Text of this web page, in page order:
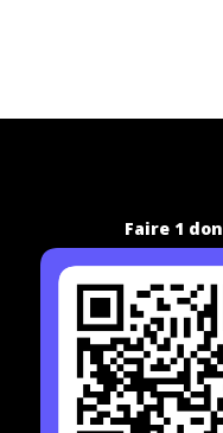
Faire 1 don